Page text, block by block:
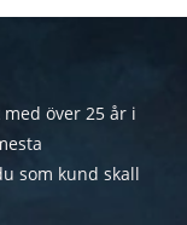
över 25 år i
som kund skall